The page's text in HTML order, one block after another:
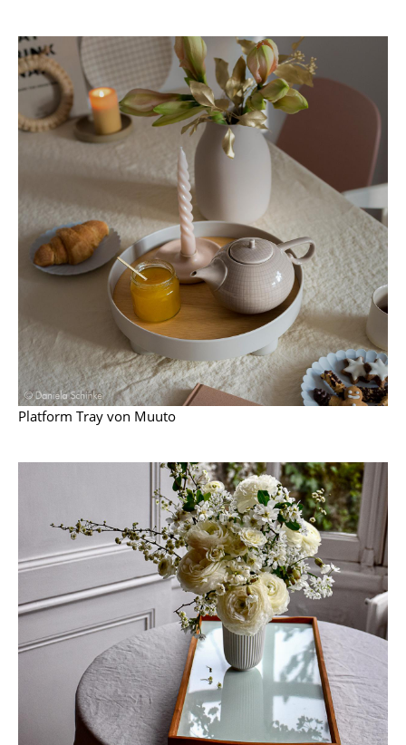
Doppelbetten
Einzelbetten
Stapelbetten
Kinderbetten
Nachttische & Bettzubehör
... alle Betten
Accessoires
Uhren
Spiegel
Figuren & Miniaturen
Aufbewahrungsboxen
Kissen
Teppiche
Vorhänge
... alle Accessoires
Platform Tray von Muuto